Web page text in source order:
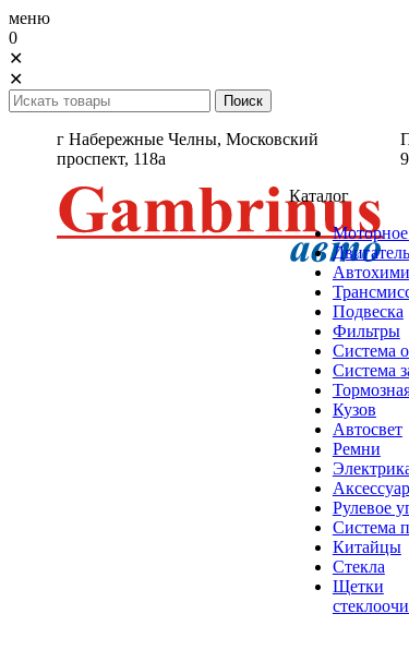
меню
0
✕
✕
г Набережные Челны, Московский
проспект, 118а
Каталог
Двигатель
Подвеска
Фильтры
Система
Система
Кузов
Автосвет
Ремни
Рулевое
Система
Китайцы
Стекла
Щетки